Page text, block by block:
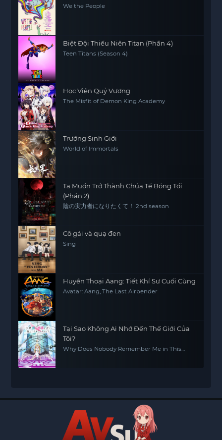
We the People
Biệt Đội Thiếu Niên Titan (Phần 4)
Teen Titans (Season 4)
Học Viện Quỷ Vương
The Misfit of Demon King Academy
Trường Sinh Giới
World of Immortals
Ta Muốn Trở Thành Chúa Tể Bóng Tối
(Phần 2)
陰の実力者になりたくて！ 2nd season
Cô gái và quạ đen
Sing
Huyền Thoại Aang: Tiết Khí Sư Cuối Cùng
Avatar: Aang, The Last Airbender
Tại Sao Không Ai Nhớ Đến Thế Giới Của
Tôi?
Why Does Nobody Remember Me in This